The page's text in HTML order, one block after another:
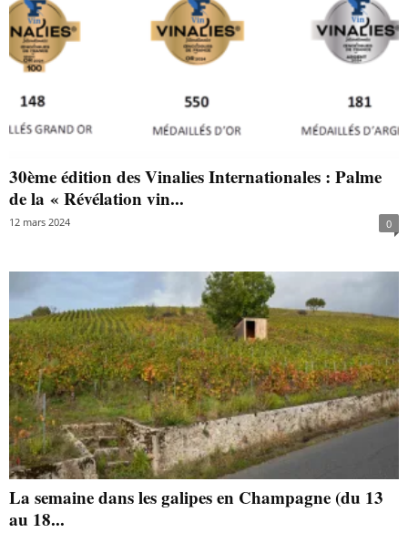
30ème édition des Vinalies Internationales : Palme
de la « Révélation vin...
12 mars 2024 0
La semaine dans les galipes en Champagne (du 13
au 18...